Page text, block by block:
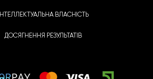
ІНТЕЛЛЕКТУАЛЬНА ВЛАСНІСТЬ
ДОСЯГНЕННЯ РЕЗУЛЬТАТІВ